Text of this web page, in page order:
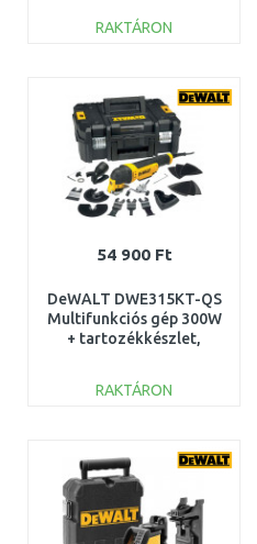
RAKTÁRON
Összehasonlítás
54 900 Ft
DeWALT DWE315KT-QS
Multifunkciós gép 300W
+ tartozékkészlet,
RAKTÁRON
Összehasonlítás